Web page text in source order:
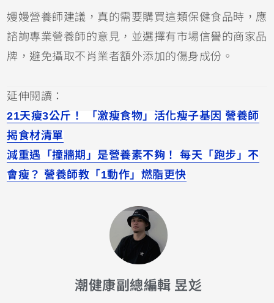
嫚嫚營養師建議，真的需要購買這類保健食品時，應
諮詢專業營養師的意見，並選擇有市場信譽的商家品
牌，避免攝取不肖業者額外添加的傷身成份。
延伸閱讀：
21天瘦3公斤！ 「激瘦食物」活化瘦子基因 營養師
揭食材清單
減重遇「撞牆期」是營養素不夠！ 每天「跑步」不
會瘦？ 營養師教「1動作」燃脂更快
潮健康副總編輯 昱彣